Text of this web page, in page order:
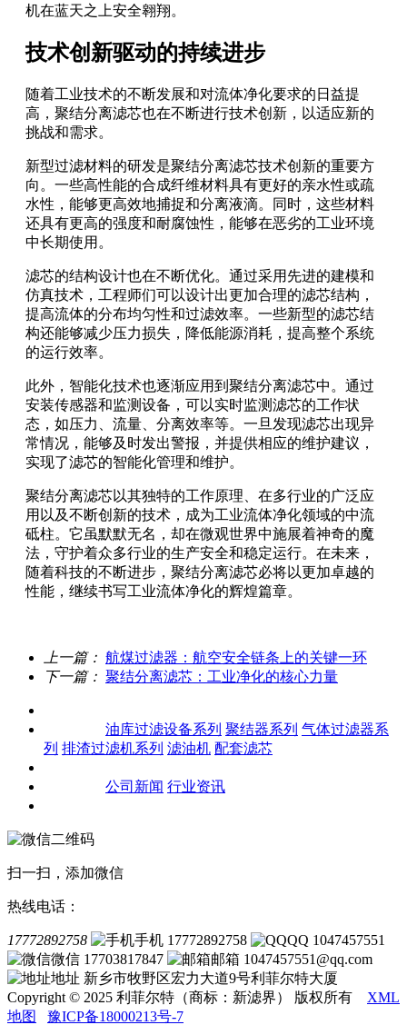
机在蓝天之上安全翱翔。
技术创新驱动的持续进步
随着工业技术的不断发展和对流体净化要求的日益提
高，聚结分离滤芯也在不断进行技术创新，以适应新的
挑战和需求。
新型过滤材料的研发是聚结分离滤芯技术创新的重要方
向。一些高性能的合成纤维材料具有更好的亲水性或疏
水性，能够更高效地捕捉和分离液滴。同时，这些材料
还具有更高的强度和耐腐蚀性，能够在恶劣的工业环境
中长期使用。
滤芯的结构设计也在不断优化。通过采用先进的建模和
仿真技术，工程师们可以设计出更加合理的滤芯结构，
提高流体的分布均匀性和过滤效率。一些新型的滤芯结
构还能够减少压力损失，降低能源消耗，提高整个系统
的运行效率。
此外，智能化技术也逐渐应用到聚结分离滤芯中。通过
安装传感器和监测设备，可以实时监测滤芯的工作状
态，如压力、流量、分离效率等。一旦发现滤芯出现异
常情况，能够及时发出警报，并提供相应的维护建议，
实现了滤芯的智能化管理和维护。
聚结分离滤芯以其独特的工作原理、在多行业的广泛应
用以及不断创新的技术，成为工业流体净化领域的中流
砥柱。它虽默默无名，却在微观世界中施展着神奇的魔
法，守护着众多行业的生产安全和稳定运行。在未来，
随着科技的不断进步，聚结分离滤芯必将以更加卓越的
性能，继续书写工业流体净化的辉煌篇章。
上一篇： 航煤过滤器：航空安全链条上的关键一环
下一篇： 聚结分离滤芯：工业净化的核心力量
油库过滤设备系列 聚结器系列 气体过滤器系
列 排渣过滤机系列 滤油机 配套滤芯
公司新闻 行业资讯
扫一扫，添加微信
热线电话：
17772892758 手机 17772892758
QQ 1047457551
微信 17703817847
邮箱 1047457551@qq.com
地址 新乡市牧野区宏力大道9号利菲尔特大厦
Copyright © 2025 利菲尔特（商标：新滤界） 版权所有 XML
地图
豫ICP备18000213号-7